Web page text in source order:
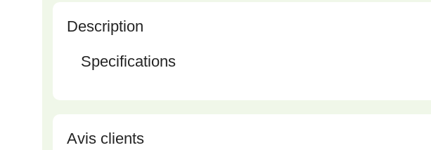
Description
Specifications
Avis clients